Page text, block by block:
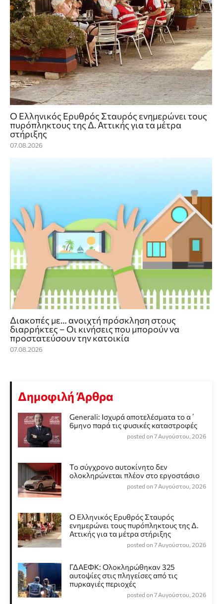
Ο Ελληνικός Ερυθρός Σταυρός ενημερώνει τους
πυρόπληκτους της Δ. Αττικής για τα μέτρα
στήριξης
07.08.2026
Διακοπές με… ανοιχτή πρόσκληση στους
διαρρήκτες – Οι κινήσεις που μπορούν να
προστατεύσουν την κατοικία
07.08.2026
Δημοφιλή Άρθρα
Generali: Ισχυρά αποτελέσματα το α΄
6μηνο παρά τις φυσικές καταστροφές
posted on 7 Αυγούστου, 2026
Το σύγχρονο αυτοκίνητο δεν
ολοκληρώνεται πλέον στο εργοστάσιο
posted on 7 Αυγούστου, 2026
Ο Ελληνικός Ερυθρός Σταυρός
ενημερώνει τους πυρόπληκτους της Δ.
Αττικής για τα μέτρα στήριξης
posted on 7 Αυγούστου, 2026
ΓΔΑΕΦΚ: Ολοκληρώθηκαν 325
αυτοψίες στις πληγείσες από τις
πυρκαγιές περιοχές
posted on 7 Αυγούστου, 2026